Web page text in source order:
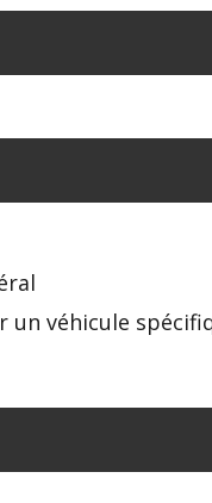
véhicule